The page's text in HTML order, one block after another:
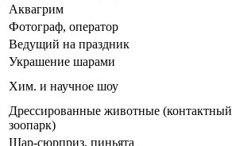
Аквагрим
Фотограф, оператор
Ведущий на праздник
Украшение шарами
Хим. и научное шоу
Дрессированные животные (контактный
зоопарк)
Шар-сюрприз, пиньята